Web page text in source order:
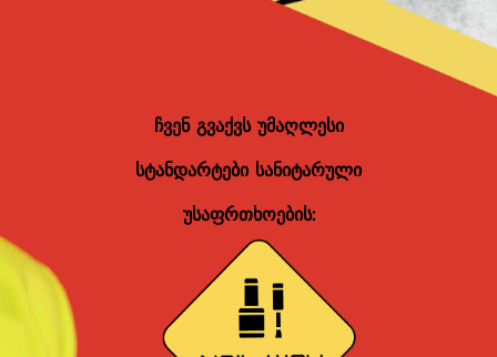
ჩვენ გვაქვს უმაღლესი
სტანდარტები სანიტარული
უსაფრთხოების: